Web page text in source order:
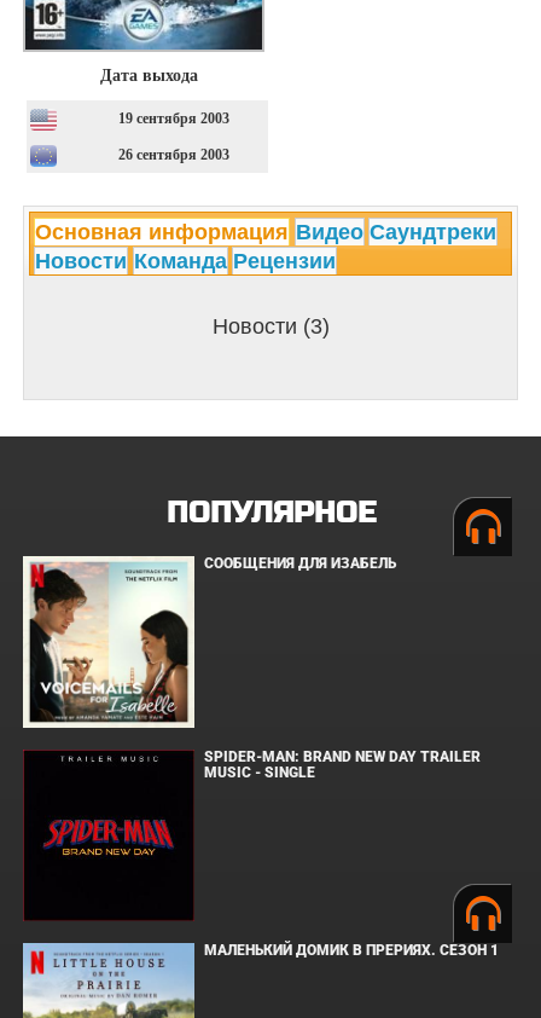
Дата выхода
19 сентября 2003
26 сентября 2003
Основная информация Видео Саундтреки
Новости Команда Рецензии
Новости (3)
ПОПУЛЯРНОЕ
СООБЩЕНИЯ ДЛЯ ИЗАБЕЛЬ
SPIDER-MAN: BRAND NEW DAY TRAILER
MUSIC - SINGLE
МАЛЕНЬКИЙ ДОМИК В ПРЕРИЯХ. СЕЗОН 1